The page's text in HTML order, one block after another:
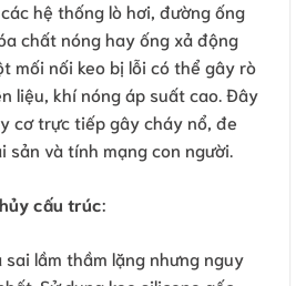
hệ thống lò hơi, đường ống
chất nóng hay ống xả động
mối nối keo bị lỗi có thể gây rò
liệu, khí nóng áp suất cao. Đây
cơ trực tiếp gây cháy nổ, đe
sản và tính mạng con người.
cấu trúc:
sai lầm thầm lặng nhưng nguy